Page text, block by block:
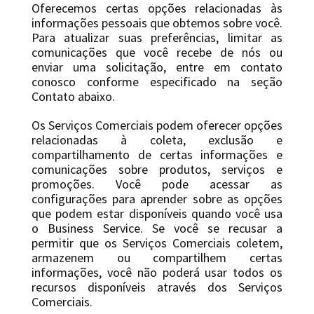
Oferecemos certas opções relacionadas às
informações pessoais que obtemos sobre você.
Para atualizar suas preferências, limitar as
comunicações que você recebe de nós ou
enviar uma solicitação, entre em contato
conosco conforme especificado na seção
Contato abaixo.
Os Serviços Comerciais podem oferecer opções
relacionadas à coleta, exclusão e
compartilhamento de certas informações e
comunicações sobre produtos, serviços e
promoções. Você pode acessar as
configurações para aprender sobre as opções
que podem estar disponíveis quando você usa
o Business Service. Se você se recusar a
permitir que os Serviços Comerciais coletem,
armazenem ou compartilhem certas
informações, você não poderá usar todos os
recursos disponíveis através dos Serviços
Comerciais.